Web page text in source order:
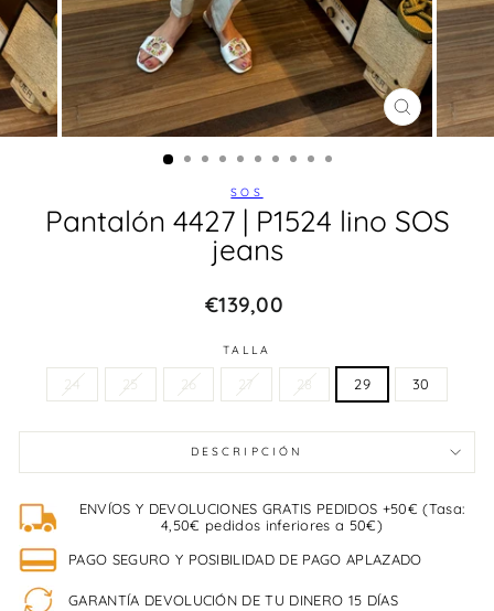
CERRAR
(ESC)
SOS
Pantalón 4427 | P1524 lino SOS
jeans
Precio
habitual
€139,00
TALLA
24 25 26 27 28 29 30
DESCRIPCIÓN
ENVÍOS Y DEVOLUCIONES GRATIS PEDIDOS +50€ (Tasa:
4,50€ pedidos inferiores a 50€)
PAGO SEGURO Y POSIBILIDAD DE PAGO APLAZADO
GARANTÍA DEVOLUCIÓN DE TU DINERO 15 DÍAS